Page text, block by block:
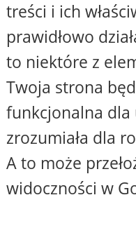
treści i ich
prawidłowo
to niektóre z
Twoja strona
funkcjonalna
zrozumiała dla
A to może
widoczności w